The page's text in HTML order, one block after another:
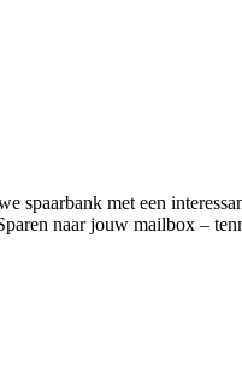
spaarbank met een
naar jouw mailbox –